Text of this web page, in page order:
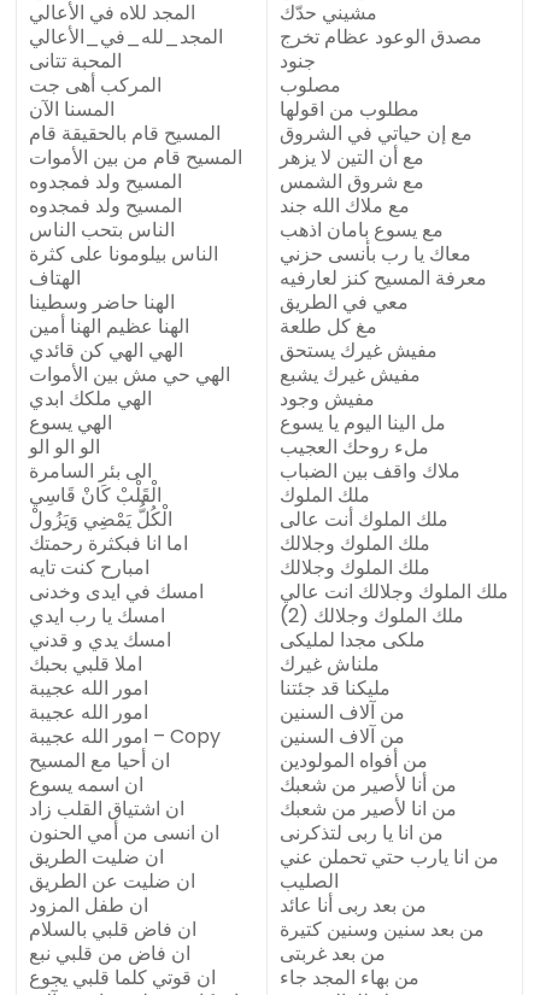
المجد للاه في الأعالي
المجد_لله_في_الأعالي
المحبة تتانى
المركب أهى جت
المسنا الآن
المسيح قام بالحقيقة قام
المسيح قام من بين الأموات
المسيح ولد فمجدوه
المسيح ولد فمجدوه
الناس بتحب الناس
الناس بيلومونا على كثرة
الهتاف
الهنا حاضر وسطينا
الهنا عظيم الهنا أمين
الهي الهي كن قائدي
الهي حي مش بين الأموات
الهي ملكك ابدي
الهي يسوع
الو الو الو
الى بئر السامرة
الْقَلْبْ كَانْ قَاسِي
الْكُلُّ يَمْضِي وَيَزُولْ
اما انا فبكثرة رحمتك
امبارح كنت تايه
امسك في ايدى وخدنى
امسك يا رب ايدي
امسك يدي و قدني
املا قلبي بحبك
امور الله عجيبة
امور الله عجيبة
امور الله عجيبة – Copy
ان أحيا مع المسيح
ان اسمه يسوع
ان اشتياق القلب زاد
ان انسى من أمي الحنون
ان ضليت الطريق
ان ضليت عن الطريق
ان طفل المزود
ان فاض قلبي بالسلام
ان فاض من قلبي نبع
ان قوتي كلما قلبي يجوع
مشيني حدّك
مصدق الوعود عظام تخرج
جنود
مصلوب
مطلوب من اقولها
مع إن حياتي في الشروق
مع أن التين لا يزهر
مع شروق الشمس
مع ملاك الله جند
مع يسوع بامان اذهب
معاك يا رب بأنسى حزني
معرفة المسيح كنز لعارفيه
معي في الطريق
مغ كل طلعة
مفيش غيرك يستحق
مفيش غيرك يشبع
مفيش وجود
مل الينا اليوم يا يسوع
ملء روحك العجيب
ملاك واقف بين الضباب
ملك الملوك
ملك الملوك أنت عالى
ملك الملوك وجلالك
ملك الملوك وجلالك
ملك الملوك وجلالك انت عالي
ملك الملوك وجلالك (2)
ملكى مجدا لمليكى
ملناش غيرك
مليكنا قد جئتنا
من آلاف السنين
من آلاف السنين
من أفواه المولودين
من أنا لأصير من شعبك
من انا لأصير من شعبك
من انا يا ربى لتذكرنى
من انا يارب حتي تحملن عني
الصليب
من بعد ربى أنا عائد
من بعد سنين وسنين كتيرة
من بعد غربتى
من بهاء المجد جاء